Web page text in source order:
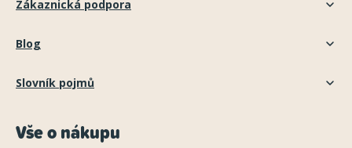
Zákaznická podpora
Blog
Slovník pojmů
Vše o nákupu